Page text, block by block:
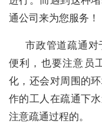
通公司来为您服务！
市政管道疏通
便利，也要注意员
化，还会对周围的
作的工人在疏通下
注意疏通过程的。